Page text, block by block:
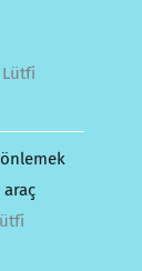
Lütfi
önlemek